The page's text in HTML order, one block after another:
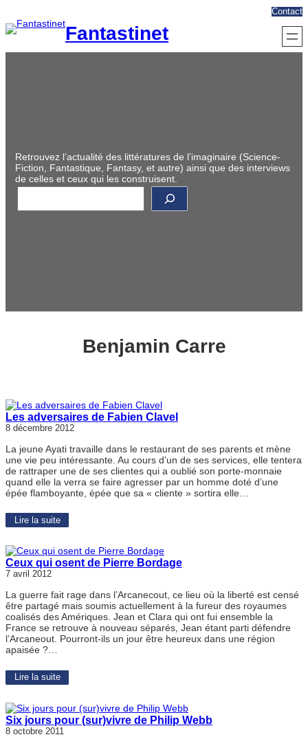
au
contenu
Fantastinet
Contact
Retrouvez l’actualité des littératures de l’imaginaire (Science-
Fiction, Fantastique, Fantasy, et autre) ainsi que des interviews
de celles et ceux qui les construisent.
R
c
Benjamin Carre
Les adversaires de Fabien Clavel
8 décembre 2012
La jeune Ayati travaille dans le restaurant de ses parents et mène
une vie peu intéressante. Au cours d’un de ses services, elle tentera
de rattraper une de ses clientes qui a oublié son porte-monnaie
quand elle la verra se faire agresser par un homme doté d’une
épée flamboyante, épée que sa « cliente » sortira elle…
Lire la suite
Ceux qui osent de Pierre Bordage
7 avril 2012
La guerre fait rage dans l’Arcanecout, ce lieu où la liberté est censé
être partagé mais soumis actuellement à la fureur des royaumes
coalisés des Amériques. Jean et Clara qui ont fui ensemble la
France se retrouve à nouveau séparés, Jean étant parti défendre
l’Arcaneout. Pourront-ils un jour être heureux dans une région
apaisée ?…
Lire la suite
Six jours pour (sur)vivre de Philip Webb
8 octobre 2011